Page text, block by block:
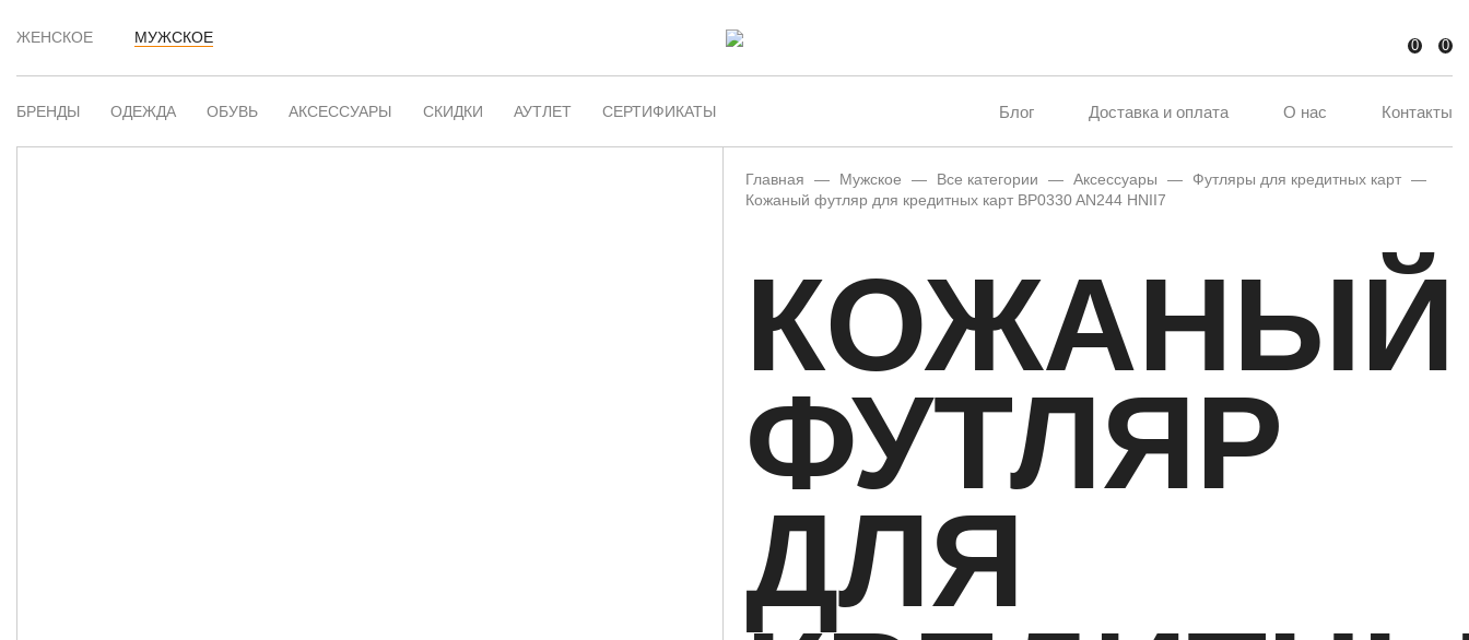
ЖЕНСКОЕ МУЖСКОЕ 0 0
БРЕНДЫ ОДЕЖДА ОБУВЬ АКСЕССУАРЫ СКИДКИ АУТЛЕТ СЕРТИФИКАТЫ Блог Доставка и оплата О нас Контакты
Главная — Мужское — Все категории — Аксессуары — Футляры для кредитных карт —
Кожаный футляр для кредитных карт BP0330 AN244 HNII7
КОЖАНЫЙ
ФУТЛЯР
ДЛЯ